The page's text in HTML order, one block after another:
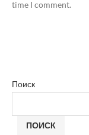
time I comment.
Поиск
ПОИСК